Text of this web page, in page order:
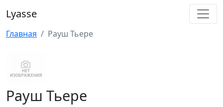
Lyasse
Главная Рауш Тьере
Рауш Тьере